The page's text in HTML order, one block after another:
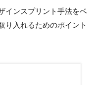
インスプリント手法をベ
り入れるためのポイント